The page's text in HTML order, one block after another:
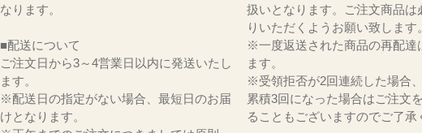
なります。
■配送について
ご注文日から3～4営業日以内に発送いたし
ます。
※配送日の指定がない場合、最短日のお届
けとなります。
扱いとなります。ご注文商品は
りいただくようお願い致します。
※一度返送された商品の再配達
ます。
※受領拒否が2回連続した場合
累積3回になった場合はご注文
ることもございますのでご了承